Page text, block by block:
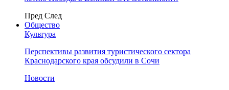
Пред След
Общество
Культура
Перспективы развития туристического сектора
Краснодарского края обсудили в Сочи
Новости